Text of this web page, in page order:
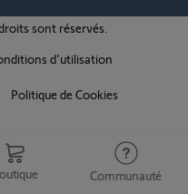
Communauté
sont réservés.
d'utilisation
Politique de Cookies